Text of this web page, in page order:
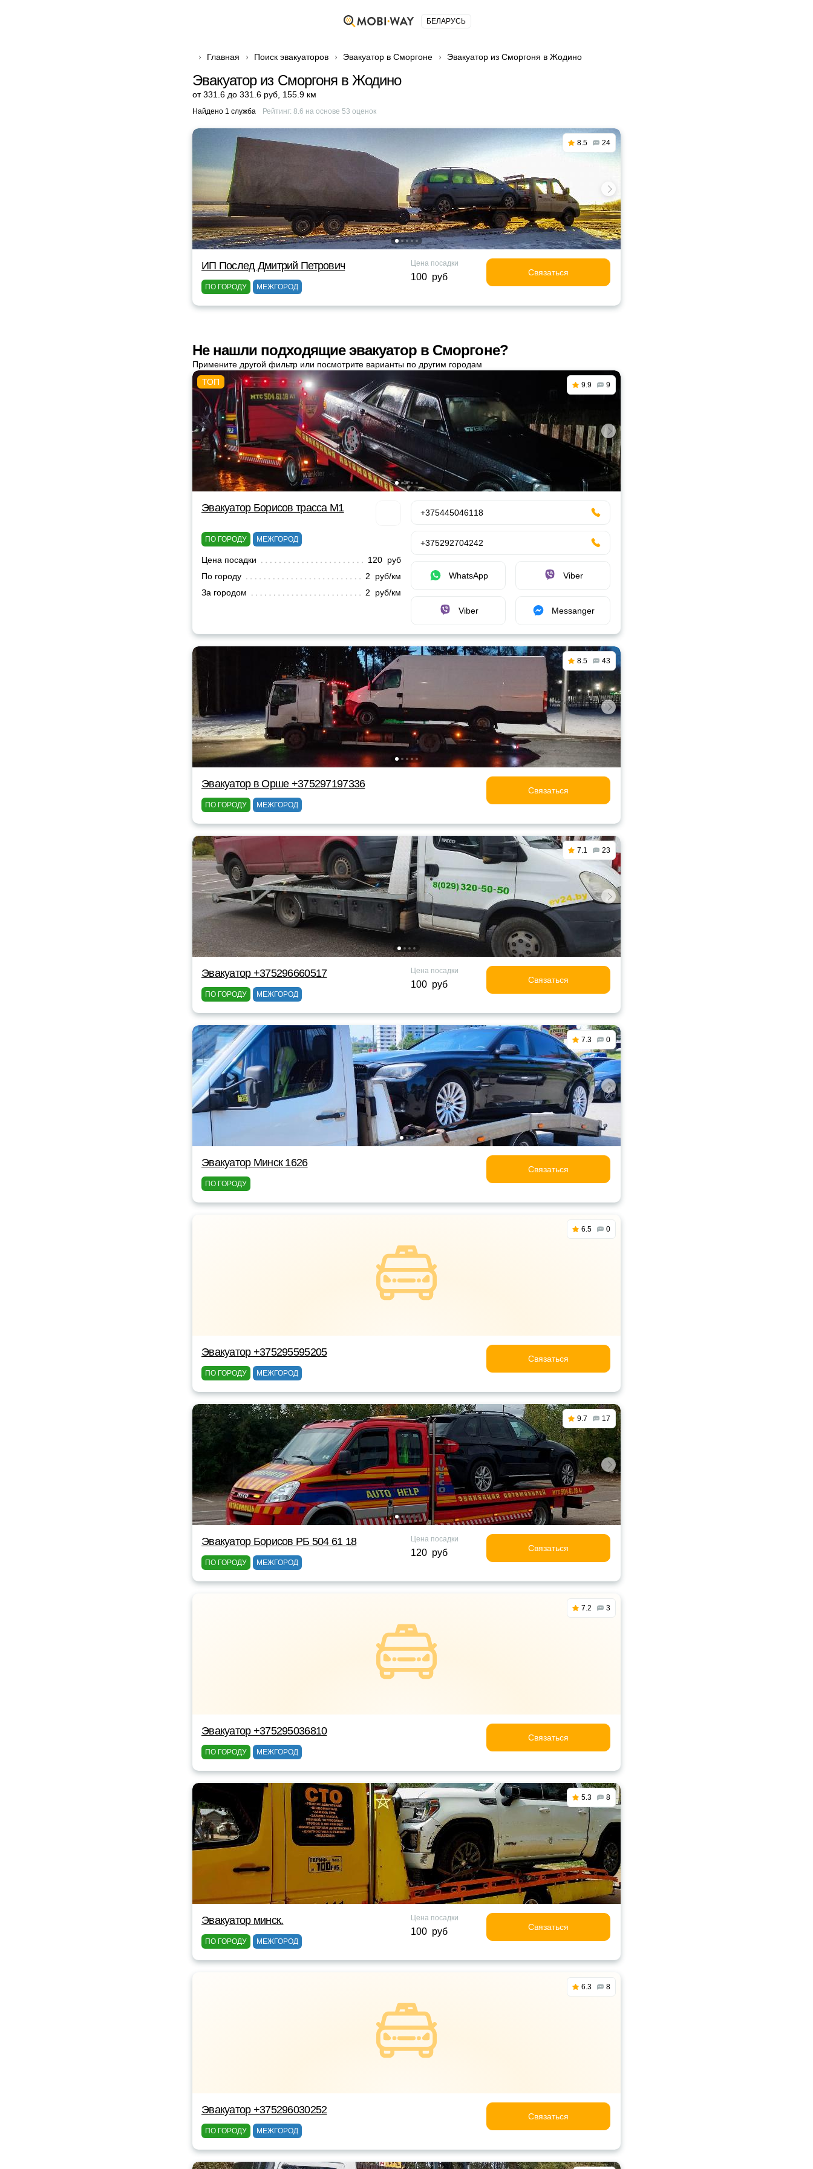
БЕЛАРУСЬ
Главная Поиск эвакуаторов Эвакуатор в Сморгоне Эвакуатор из Сморгоня в Жодино
Эвакуатор из Сморгоня в Жодино
от 331.6 до 331.6 руб 155.9 км
Найдено 1 служба Рейтинг: 8.6 на основе 53 оценок
8.5 24
ИП Послед Дмитрий Петрович
ПО ГОРОДУ МЕЖГОРОД
Цена посадки
100 руб Связаться
Не нашли подходящие эвакуатор в Сморгоне?
Примените другой фильтр или посмотрите варианты по другим городам
9.9 9
Эвакуатор Борисов трасса М1
ПО ГОРОДУ МЕЖГОРОД
Цена посадки
120 руб
По городу
2 руб/км
За городом
2 руб/км
+375445046118
+375292704242
WhatsApp Viber
Viber Messanger
8.5 43
Эвакуатор в Орше +375297197336
ПО ГОРОДУ МЕЖГОРОД
Связаться
7.1 23
Эвакуатор +375296660517
ПО ГОРОДУ МЕЖГОРОД
Цена посадки
100 руб Связаться
7.3 0
Эвакуатор Минск 1626
ПО ГОРОДУ
Связаться
6.5 0
Эвакуатор +375295595205
ПО ГОРОДУ МЕЖГОРОД
Связаться
9.7 17
Эвакуатор Борисов РБ 504 61 18
ПО ГОРОДУ МЕЖГОРОД
Цена посадки
120 руб Связаться
7.2 3
Эвакуатор +375295036810
ПО ГОРОДУ МЕЖГОРОД
Связаться
5.3 8
Эвакуатор минск.
ПО ГОРОДУ МЕЖГОРОД
Цена посадки
100 руб Связаться
6.3 8
Эвакуатор +375296030252
ПО ГОРОДУ МЕЖГОРОД
Связаться